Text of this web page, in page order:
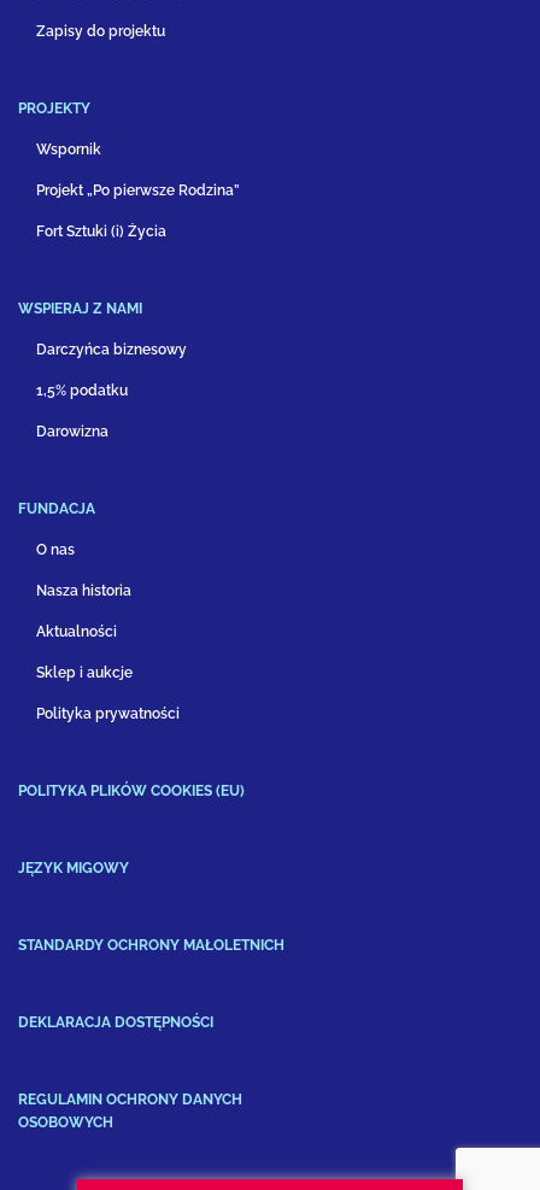
Zapisy do projektu
PROJEKTY
Wspornik
Projekt „Po pierwsze Rodzina”
Fort Sztuki (i) Życia
WSPIERAJ Z NAMI
Darczyńca biznesowy
1,5% podatku
Darowizna
FUNDACJA
O nas
Nasza historia
Aktualności
Sklep i aukcje
Polityka prywatności
POLITYKA PLIKÓW COOKIES (EU)
JĘZYK MIGOWY
STANDARDY OCHRONY MAŁOLETNICH
DEKLARACJA DOSTĘPNOŚCI
REGULAMIN OCHRONY DANYCH
OSOBOWYCH